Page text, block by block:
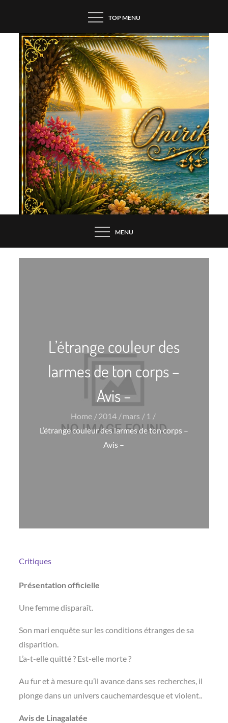
content
TOP MENU
MENU
L’étrange couleur des
larmes de ton corps –
Avis –
Home 2014 mars
1
L’étrange couleur des larmes de ton corps –
Avis –
Critiques
Présentation officielle
Une femme disparaît.
Son mari enquête sur les conditions étranges de sa
disparition.
L’a-t-elle quitté ? Est-elle morte ?
Au fur et à mesure qu’il avance dans ses recherches, il
plonge dans un univers cauchemardesque et violent..
Avis de Linagalatée